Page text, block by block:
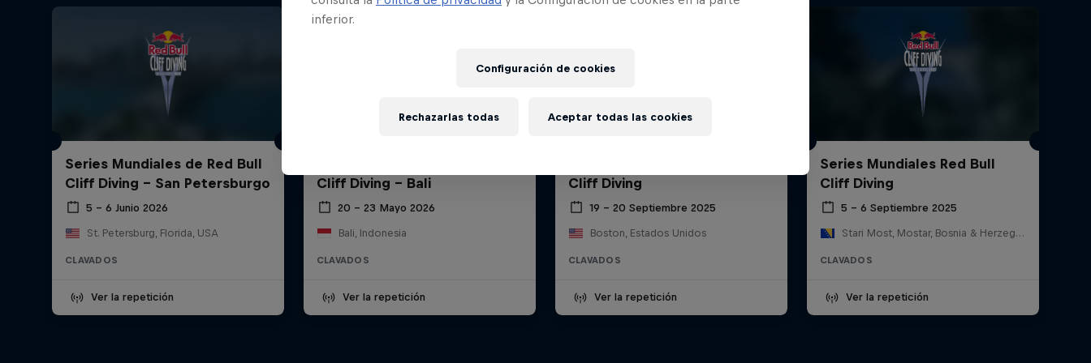
Series Mundiales de Red Bull
Cliff Diving - San Petersburgo
5 – 6 Junio 2026
St. Petersburg, Florida, USA
CLAVADOS
Ver la repetición
Cliff Diving - Bali
20 – 23 Mayo 2026
Bali, Indonesia
CLAVADOS
Ver la repetición
Cliff Diving
19 – 20 Septiembre 2025
Boston, Estados Unidos
CLAVADOS
Ver la repetición
Series Mundiales Red Bull
Cliff Diving
5 – 6 Septiembre 2025
Stari Most, Mostar, Bosnia & Herzegovina
CLAVADOS
Ver la repetición
inferior.
Configuración de cookies
Rechazarlas todas Aceptar todas las cookies